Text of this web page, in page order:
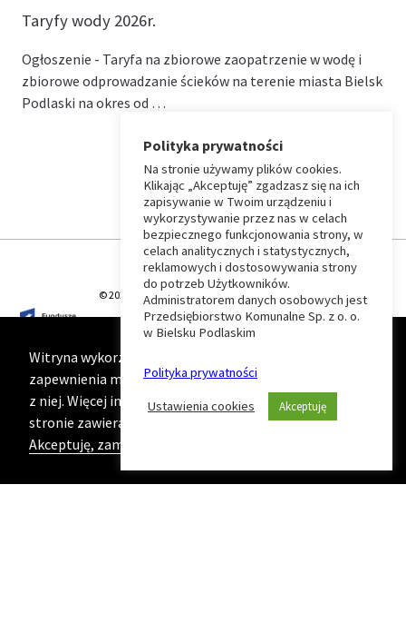
Taryfy wody 2026r.
Ogłoszenie - Taryfa na zbiorowe zaopatrzenie w wodę i
zbiorowe odprowadzanie ścieków na terenie miasta Bielsk
Podlaski na okres od …
⏶
Wróć
do
początku
strony
© 2026 T-Matic Grupa Computer Plus Sp. z o.o.
Witryna wykorzystuje ciasteczka (cookies) w celu
zapewnienia maksymalnej wygody podczas korzystania
z niej. Więcej informacji na ten temat znajduje się na
stronie zawierającej naszą
Politykę prywatności
Akceptuję, zamknij komunikat
Polityka prywatności
Na stronie używamy plików cookies.
Klikając „Akceptuję” zgadzasz się na ich
zapisywanie w Twoim urządzeniu i
wykorzystywanie przez nas w celach
bezpiecznego funkcjonowania strony, w
celach analitycznych i statystycznych,
reklamowych i dostosowywania strony
do potrzeb Użytkowników.
Administratorem danych osobowych jest
Przedsiębiorstwo Komunalne Sp. z o. o.
w Bielsku Podlaskim
Polityka prywatności
Ustawienia cookies Akceptuję